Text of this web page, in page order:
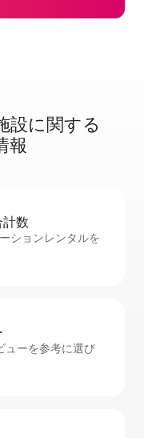
設⁠に関⁠す⁠る
報
数
ションレンタルを
ューを参考に選び